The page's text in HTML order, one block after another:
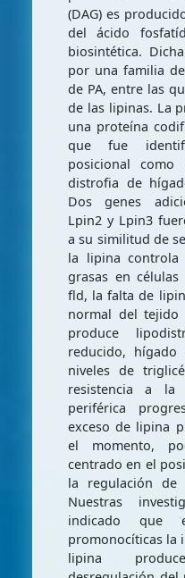
(DAG) es
del ácido
biosintética.
por una familia
de PA, entre las
de las lipinas. La
una proteína
que fue
posicional
distrofia de
Dos genes
Lpin2 y Lpin3
a su similitud de
la lipina
grasas en
fld, la falta de
normal del
produce
reducido,
niveles de
resistencia a la
periférica
exceso de lipina
el momento,
centrado en el
la regulación de
Nuestras
indicado que
promonocíticas la
lipina